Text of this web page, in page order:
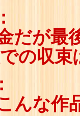
だが最
の収
んな作